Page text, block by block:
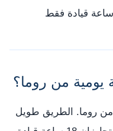
يومية من روما؟
من روما. الطريق طويل